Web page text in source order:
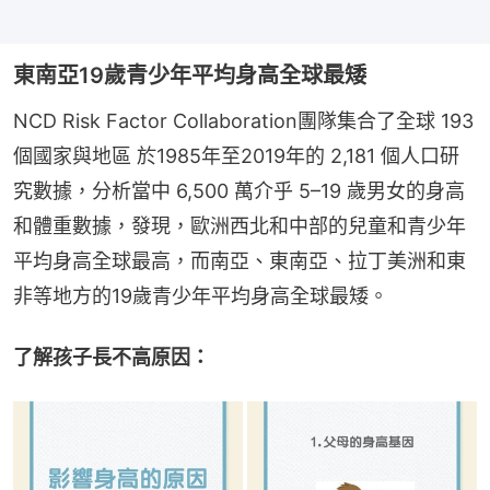
東南亞19歲青少年平均身高全球最矮
NCD Risk Factor Collaboration團隊集合了全球 193
個國家與地區 於1985年至2019年的 2,181 個人口研
究數據，分析當中 6,500 萬介乎 5–19 歲男女的身高
和體重數據，發現，歐洲西北和中部的兒童和青少年
平均身高全球最高，而南亞、東南亞、拉丁美洲和東
非等地方的19歲青少年平均身高全球最矮。
了解孩子長不高原因：